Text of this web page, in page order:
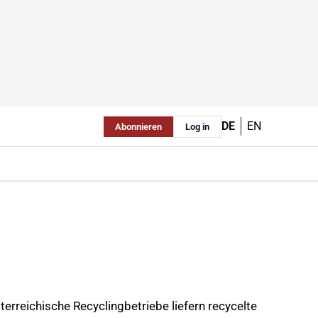
Abonnieren Log in DE EN
Recyclingbetriebe liefern recycelte